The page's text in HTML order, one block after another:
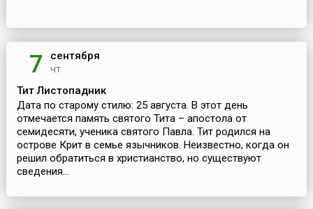
7 сентября
чт
Тит Листопадник
Дата по старому стилю: 25 августа. В этот день
отмечается память святого Тита – апостола от
семидесяти, ученика святого Павла. Тит родился на
острове Крит в семье язычников. Неизвестно, когда он
решил обратиться в христианство, но существуют
сведения...